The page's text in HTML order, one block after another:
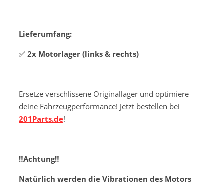
Lieferumfang:
✅ 2x Motorlager (links & rechts)
Ersetze verschlissene Originallager und optimiere
deine Fahrzeugperformance! Jetzt bestellen bei
201Parts.de!
‼️Achtung‼️
Natürlich werden die Vibrationen des Motors